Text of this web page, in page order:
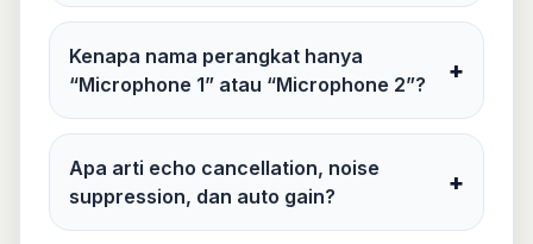
Kenapa nama perangkat hanya
“Microphone 1” atau “Microphone 2”?
+
Apa arti echo cancellation, noise
suppression, dan auto gain?
+